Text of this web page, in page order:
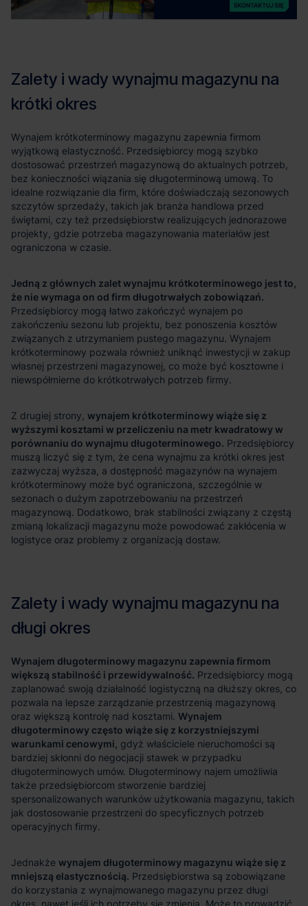
Jedną z głównych zalet wynajmu krótkoterminowego jest to,
że nie wymaga on od firm długotrwałych zobowiązań.
wynajem krótkoterminowy wiąże się z
wyższymi kosztami w przeliczeniu na metr kwadratowy w
porównaniu do wynajmu długoterminowego.
Wynajem długoterminowy magazynu zapewnia firmom
większą stabilność i przewidywalność.
Wynajem
długoterminowy często wiąże się z korzystniejszymi
warunkami cenowymi,
wynajem długoterminowy magazynu wiąże się z
mniejszą elastycznością.